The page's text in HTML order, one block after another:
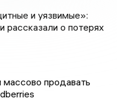
и уязвимые»:
рассказали о потерях
продавать